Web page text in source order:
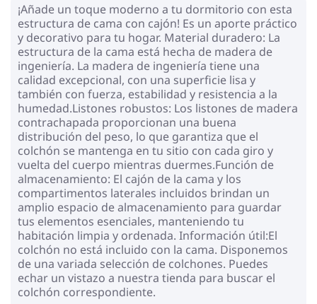
¡Añade un toque moderno a tu dormitorio con esta
estructura de cama con cajón! Es un aporte práctico
y decorativo para tu hogar. Material duradero: La
estructura de la cama está hecha de madera de
ingeniería. La madera de ingeniería tiene una
calidad excepcional, con una superficie lisa y
también con fuerza, estabilidad y resistencia a la
humedad.Listones robustos: Los listones de madera
contrachapada proporcionan una buena
distribución del peso, lo que garantiza que el
colchón se mantenga en tu sitio con cada giro y
vuelta del cuerpo mientras duermes.Función de
almacenamiento: El cajón de la cama y los
compartimentos laterales incluidos brindan un
amplio espacio de almacenamiento para guardar
tus elementos esenciales, manteniendo tu
habitación limpia y ordenada. Información útil:El
colchón no está incluido con la cama. Disponemos
de una variada selección de colchones. Puedes
echar un vistazo a nuestra tienda para buscar el
colchón correspondiente.